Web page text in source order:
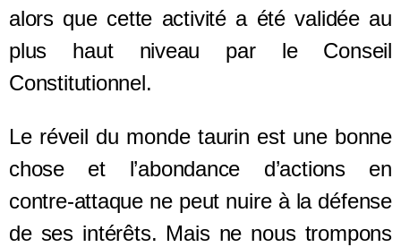
alors que cette activité a été validée au
plus haut niveau par le Conseil
Constitutionnel.
Le réveil du monde taurin est une bonne
chose et l’abondance d’actions en
contre-attaque ne peut nuire à la défense
de ses intérêts. Mais ne nous trompons